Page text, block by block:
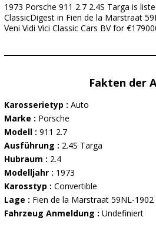
1973 Porsche 911 2.7 2.4S Targa is
ClassicDigest in Fien de la Marstraat
Veni Vidi Vici Classic Cars BV for
Fakten der
Karosserietyp : Auto
Marke : Porsche
Modell : 911 2.7
Ausführung : 2.4S Targa
Hubraum : 2.4
Modelljahr : 1973
Karosstyp : Convertible
Lage : Fien de la Marstraat 59NL-
Fahrzeug Anmeldung : Undefiniert